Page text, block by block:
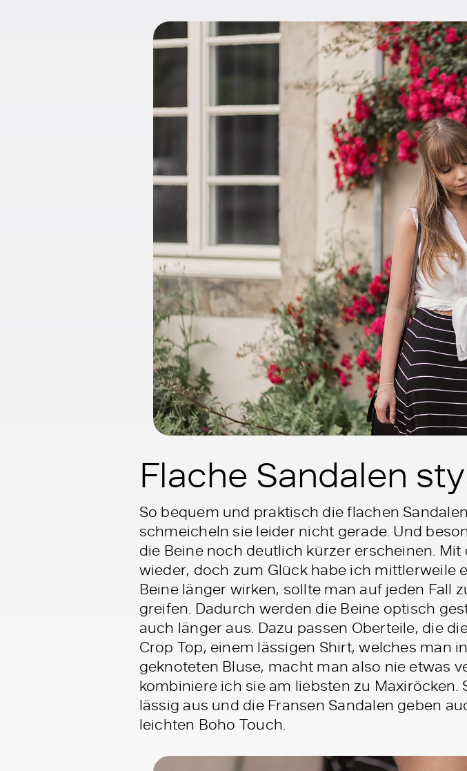
Flache Sandalen
So bequem und praktisch die flachen
schmeicheln sie leider nicht gerade. Und
die Beine noch deutlich kürzer erscheinen.
wieder, doch zum Glück habe ich mittlerweile
Beine länger wirken, sollte man auf jeden Fall
greifen. Dadurch werden die Beine optisch
auch länger aus. Dazu passen Oberteile, die
Crop Top, einem lässigen Shirt, welches man
geknoteten Bluse, macht man also nie etwas
kombiniere ich sie am liebsten zu
lässig aus und die Fransen Sandalen geben
leichten Boho Touch.